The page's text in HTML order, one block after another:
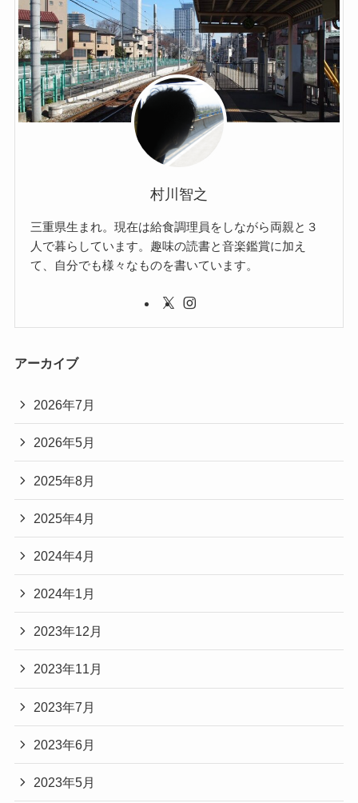
村川智之
三重県生まれ。現在は給食調理員をしながら両親と３
人で暮らしています。趣味の読書と音楽鑑賞に加え
て、自分でも様々なものを書いています。
アーカイブ
2026年7月
2026年5月
2025年8月
2025年4月
2024年4月
2024年1月
2023年12月
2023年11月
2023年7月
2023年6月
2023年5月